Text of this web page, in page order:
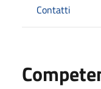
Contatti